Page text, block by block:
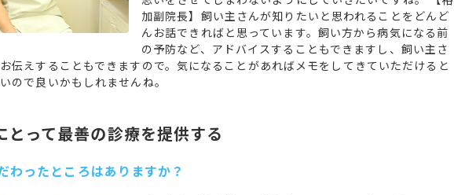
加副院長】飼い主さんが知りたいと思われることをどんど
んお話できればと思っています。飼い方から病気になる前
の予防など、アドバイスすることもできますし、飼い主さ
伝えすることもできますので。気になることがあればメモをしてきていただけると
ので良いかもしれませんね。
とって最善の診療を提供する
わったところはありますか？